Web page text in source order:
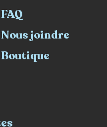
FAQ
Nous joindre
Boutique